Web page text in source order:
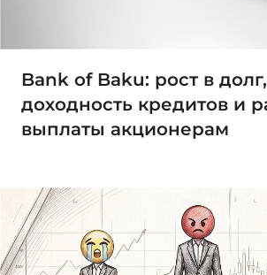
Bank of Baku: рост в
доходность кредитов и
выплаты акционерам